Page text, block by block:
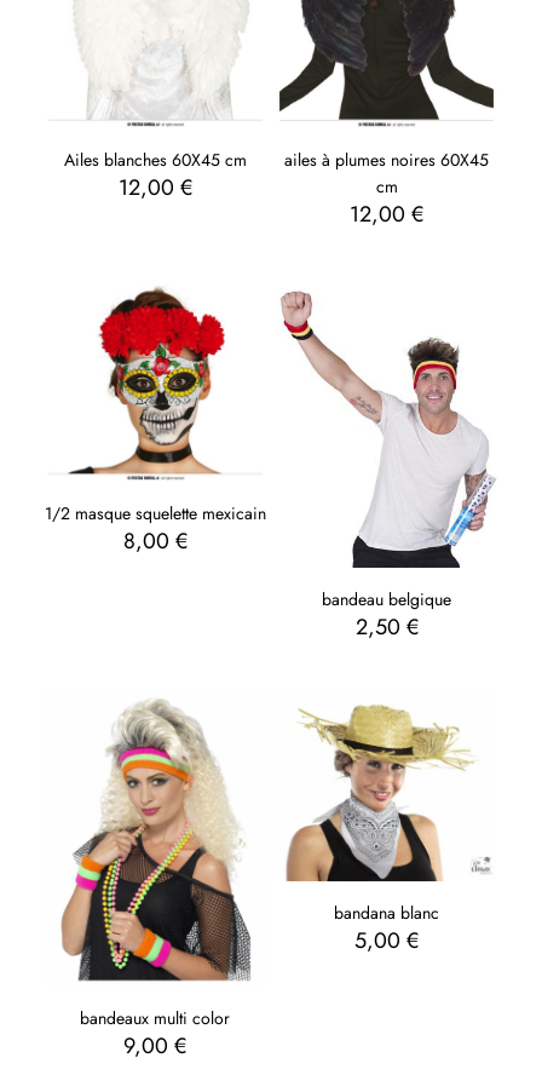
Ailes blanches 60X45 cm
12,00 €
ailes à plumes noires 60X45
cm
12,00 €
1/2 masque squelette mexicain
8,00 €
bandeau belgique
2,50 €
bandeaux multi color
9,00€
bandana blanc
5,00 €